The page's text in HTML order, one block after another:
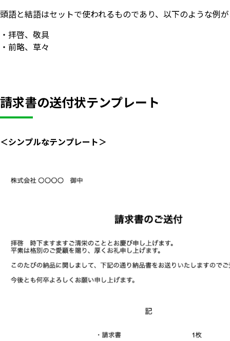
頭語と結語はセットで使われるものであり、以下のような例
・拝啓、敬具
・前略、草々
請求書の送付状テンプレート
＜シンプルなテンプレート＞